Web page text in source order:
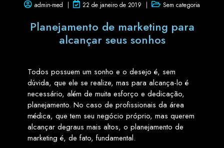
admin-med 22 de janeiro de 2019 Sem categoria
Planejamento de marketing para
alcançar seus sonhos
Todos possuem um sonho e o desejo é, sem
dúvida, que ele se realize, mas para alcança-lo é
necessário, além de muita esforço e dedicação,
planejamento. No caso de profissionais da área
médica, que tem seu negócio próprio, mas querem
alcançar degraus mais altos, o planejamento de
marketing é, de fato, fundamental.